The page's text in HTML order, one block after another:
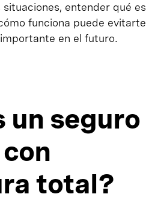
entender qué es
funciona puede evitarte
en el futuro.
un seguro
total?